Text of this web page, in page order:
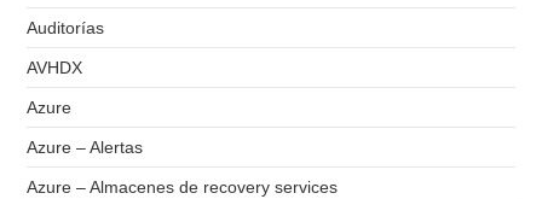
Auditorías
AVHDX
Azure
Azure – Alertas
Azure – Almacenes de recovery services